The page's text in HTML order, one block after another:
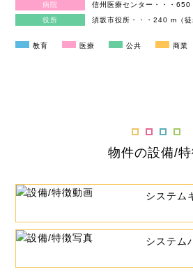
病院
信州医療センター・・・650
役所
須坂市役所・・・240 m（徒
教育 医療 公共 商業
物件の設備/特
システム
システム